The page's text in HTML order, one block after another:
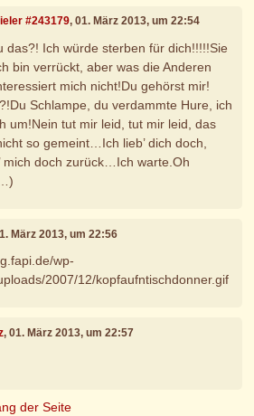
#243179, 01. März 2013, um 22:54
das?! Ich würde sterben für dich!!!!!Sie
bin verrückt, aber was die Anderen
mich nicht!Du gehörst mir!
Schlampe, du verdammte Hure, ich
um!Nein tut mir leid, tut mir leid, das
so gemeint…Ich lieb’ dich doch,
mich doch zurück…Ich warte.Oh
März 2013, um 22:56
wp-
2007/12/kopfaufntischdonner.gif
, 01. März 2013, um 22:57
der Seite